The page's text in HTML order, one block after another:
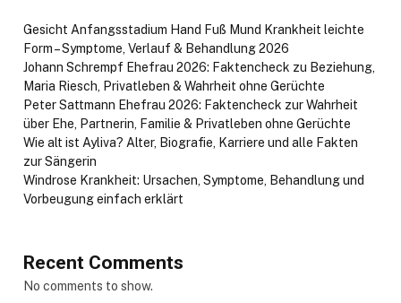
Gesicht Anfangsstadium Hand Fuß Mund Krankheit leichte
Form – Symptome, Verlauf & Behandlung 2026
Johann Schrempf Ehefrau 2026: Faktencheck zu Beziehung,
Maria Riesch, Privatleben & Wahrheit ohne Gerüchte
Peter Sattmann Ehefrau 2026: Faktencheck zur Wahrheit
über Ehe, Partnerin, Familie & Privatleben ohne Gerüchte
Wie alt ist Ayliva? Alter, Biografie, Karriere und alle Fakten
zur Sängerin
Windrose Krankheit: Ursachen, Symptome, Behandlung und
Vorbeugung einfach erklärt
Recent Comments
No comments to show.